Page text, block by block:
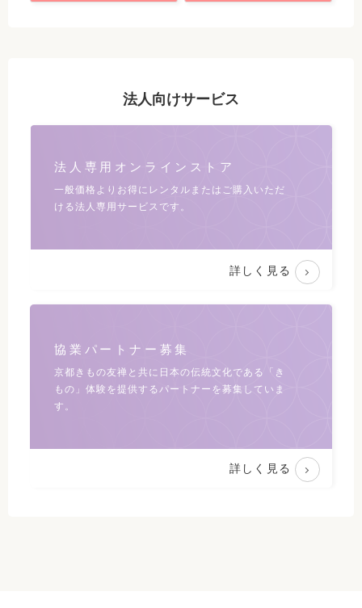
法人向けサービス
法人専用オンラインストア
一般価格よりお得にレンタルまたは ご購入いただ
ける法人専用サービスです。
詳しく見る
協業パートナー募集
京都きもの友禅と共に日本の伝統文化である
「き
もの」体験を提供するパートナーを募集していま
す。
詳しく見る